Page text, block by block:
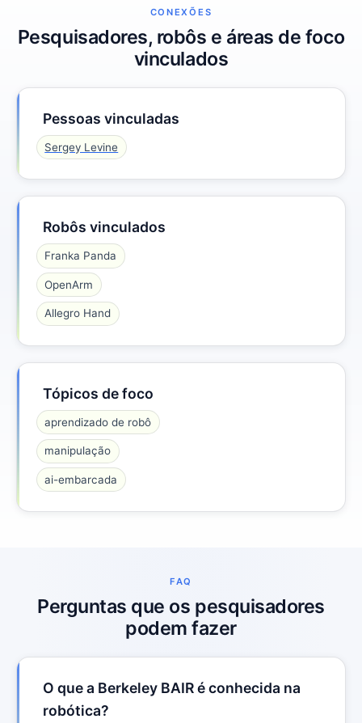
CONEXÕES
Pesquisadores, robôs e áreas de foco
vinculados
Pessoas vinculadas
Sergey Levine
Robôs vinculados
Franka Panda
OpenArm
Allegro Hand
Tópicos de foco
aprendizado de robô
manipulação
ai-embarcada
FAQ
Perguntas que os pesquisadores
podem fazer
O que a Berkeley BAIR é conhecida na
robótica?